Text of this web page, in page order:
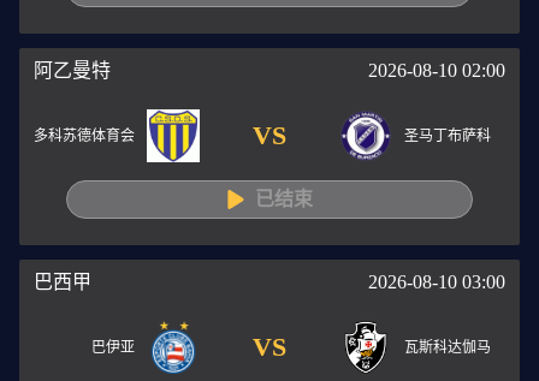
阿乙曼特 2026-08-10 02:00
多科苏德体育会 VS 圣马丁布萨科
已结束
巴西甲 2026-08-10 03:00
巴伊亚 VS 瓦斯科达伽马